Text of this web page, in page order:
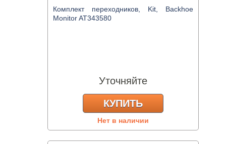
Комплект переходников, Kit, Backhoe
Monitor AT343580
Уточняйте
КУПИТЬ
Нет в наличии